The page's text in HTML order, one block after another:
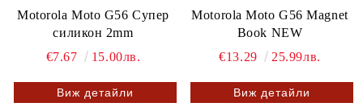
Motorola Moto G56 Супер
силикон 2mm
€7.67
15.00лв.
Виж детайли
Motorola Moto G56 Magnet
Book NEW
€13.29
25.99лв.
Виж детайли